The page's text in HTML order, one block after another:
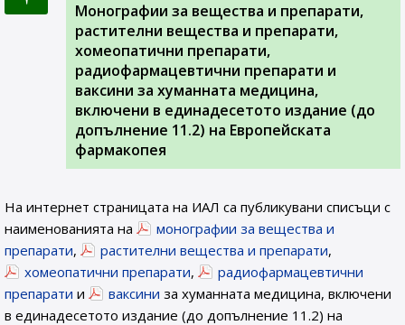
Монографии за вещества и препарати,
растителни вещества и препарати,
хомеопатични препарати,
радиофармацевтични препарати и
ваксини за хуманната медицина,
включени в единадесетото издание (до
допълнение 11.2) на Европейската
фармакопея
На интернет страницата на ИАЛ са публикувани списъци с
наименованията на
монографии за вещества и
препарати, растителни вещества и препарати,
хомеопатични препарати,
радиофармацевтични
препарати и ваксини за хуманната медицина, включени
в единадесетото издание (до допълнение 11.2) на